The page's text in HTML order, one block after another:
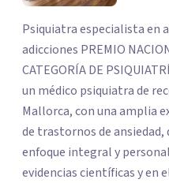
Psiquiatra especialista en
adicciones PREMIO NACIONAL DE MEDICINA EN LA
CATEGORÍA DE PSIQUIATRÍA 2025 El Dr.
un médico psiquiatra de
Mallorca, con una amplia
de trastornos de ansiedad,
enfoque integral y
evidencias científicas y en